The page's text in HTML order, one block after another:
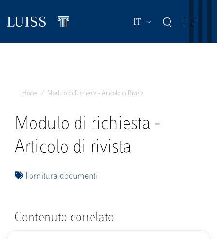
contenuto
IT Mostra ulteriori
Home Modulo di Richiesta - Articolo di Rivista
Modulo di richiesta -
Articolo di rivista
Fornitura documenti
Contenuto correlato